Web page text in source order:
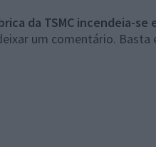
da TSMC incendeia-
um comentário. Basta